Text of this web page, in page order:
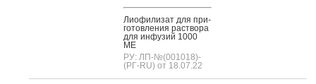
Ли­офи­лизат для при­
готов­ле­ния рас­тво­ра
для ин­фу­зий 1000
МЕ
РУ: ЛП-№(001018)-
(РГ-RU) от 18.07.22